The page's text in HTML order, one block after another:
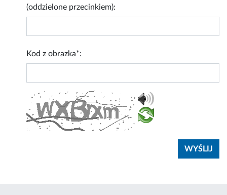
(oddzielone przecinkiem):
Kod z obrazka*: